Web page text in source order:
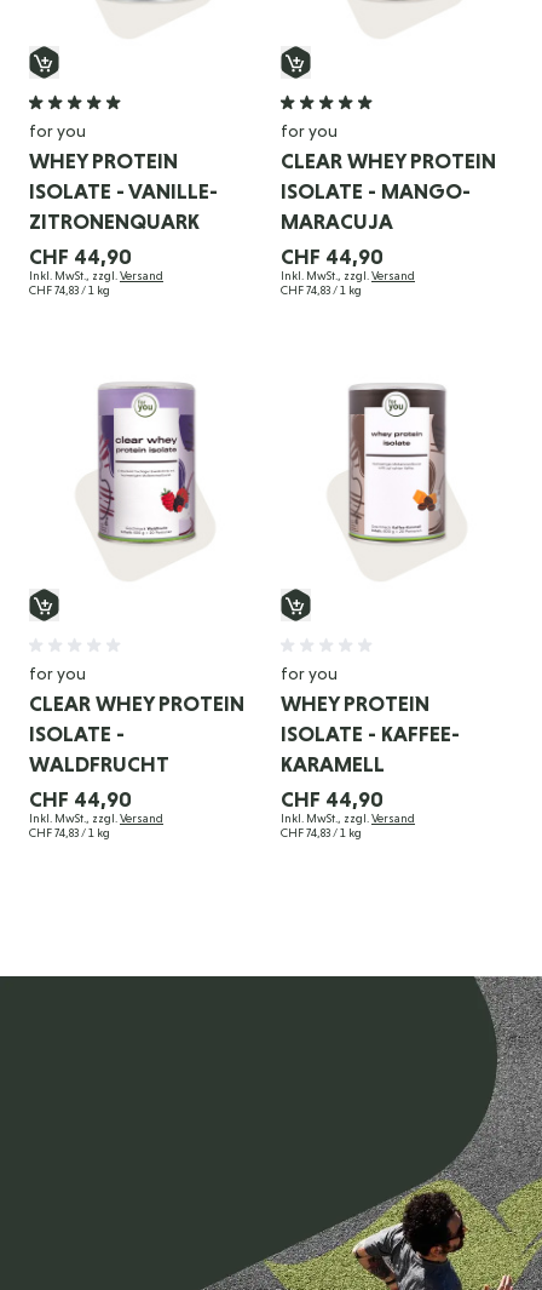
for you
WHEY PROTEIN
ISOLATE - VANILLE-
ZITRONENQUARK
CHF 44,90
Inkl. MwSt., zzgl. Versand
CHF 74,83 / 1 kg
for you
CLEAR WHEY PROTEIN
ISOLATE - MANGO-
MARACUJA
CHF 44,90
Inkl. MwSt., zzgl. Versand
CHF 74,83 / 1 kg
for you
CLEAR WHEY PROTEIN
ISOLATE -
WALDFRUCHT
CHF 44,90
Inkl. MwSt., zzgl. Versand
CHF 74,83 / 1 kg
for you
WHEY PROTEIN
ISOLATE - KAFFEE-
KARAMELL
CHF 44,90
Inkl. MwSt., zzgl. Versand
CHF 74,83 / 1 kg